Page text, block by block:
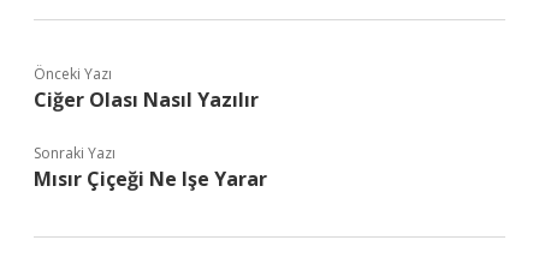
Önceki Yazı
Ciğer Olası Nasıl Yazılır
Sonraki Yazı
Mısır Çiçeği Ne Işe Yarar